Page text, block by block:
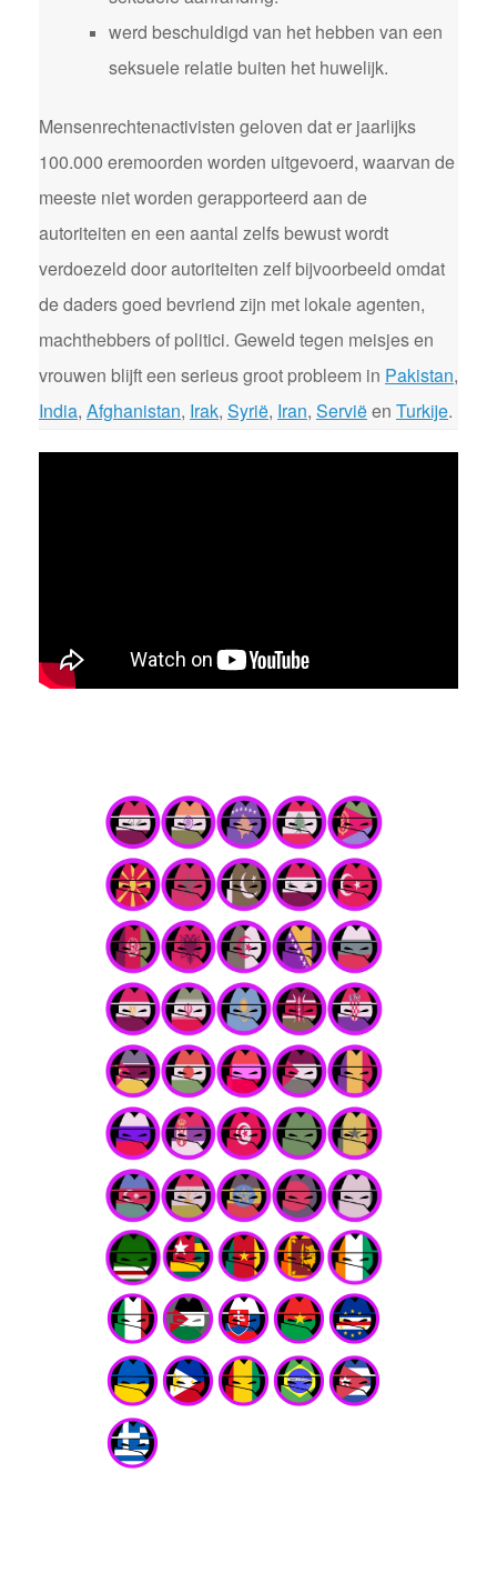
werd beschuldigd van het hebben van een
seksuele relatie buiten het huwelijk.
Mensenrechtenactivisten geloven dat er jaarlijks
100.000 eremoorden worden uitgevoerd, waarvan de
meeste niet worden gerapporteerd aan de
autoriteiten en een aantal zelfs bewust wordt
verdoezeld door autoriteiten zelf bijvoorbeeld omdat
de daders goed bevriend zijn met lokale agenten,
machthebbers of politici. Geweld tegen meisjes en
vrouwen blijft een serieus groot probleem in Pakistan,
India, Afghanistan, Irak, Syrië, Iran, Serviëen Turkije.